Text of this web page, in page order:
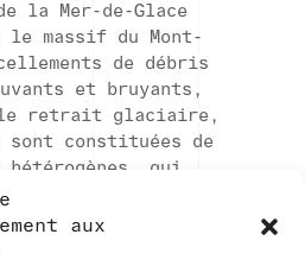
aux
la Mer-de-Glace
le massif du Mont-
de débris
et bruyants,
retrait glaciaire,
sont constituées de
hétérogènes, qui
petit à petit les
d’un manteau
sont nommés